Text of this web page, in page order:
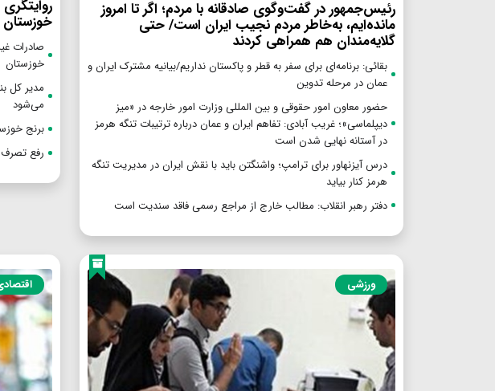
رئیس‌جمهور در گفت‌وگوی صادقانه با مردم؛ اگر تا امروز
مانده‌ایم، به‌خاطر مردم نجیب ایران است/ حتی
گلایه‌مندان هم همراهی کردند
بقائی: برنامه‌ای برای سفر به قطر و پاکستان نداریم/بیانیه مشترک ایران و
عمان در مرحله تدوین
حضور معاون امور حقوقی و بین المللی وزارت امور خارجه در «میز
دیپلماسی»؛ غریب آبادی: تفاهم ایران و عمان درباره ترتیبات تنگه هرمز
در آستانه نهایی شدن است
درس آیزنهاور برای ترامپ؛ واشنگتن باید با نقش ایران در مدیریت تنگه
هرمز کنار بیاید
دفتر رهبر انقلاب: مطالب خارج از مراجع رسمی فاقد سندیت است
خوزستان
خوزستان
می‌شود
برنج
رفع تصرف بیش از ۹۰۰۰
ورزشی